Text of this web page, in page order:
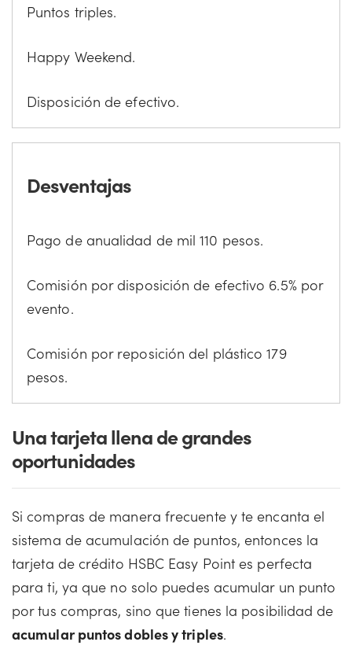
Puntos triples.
Happy Weekend.
Disposición de efectivo.
Desventajas
Pago de anualidad de mil 110 pesos.
Comisión por disposición de efectivo 6.5% por
evento.
Comisión por reposición del plástico 179
pesos.
Una tarjeta llena de grandes
oportunidades
Si compras de manera frecuente y te encanta el
sistema de acumulación de puntos, entonces la
tarjeta de crédito HSBC Easy Point es perfecta
para ti, ya que no solo puedes acumular un punto
por tus compras, sino que tienes la posibilidad de
acumular puntos dobles y triples.